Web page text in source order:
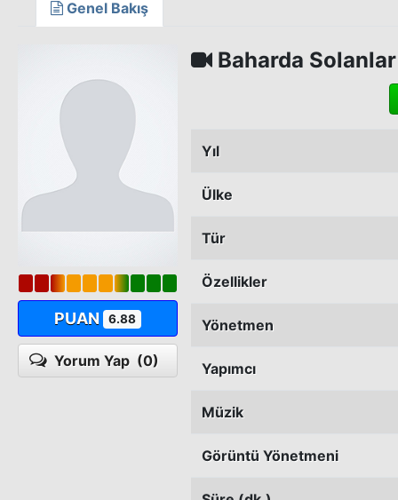
Genel Bakış
PUAN 6.88
Yorum Yap (0)
Baharda Solanlar
Yıl
Ülke
Tür
Özellikler
Yönetmen
Yapımcı
Müzik
Görüntü Yönetmeni